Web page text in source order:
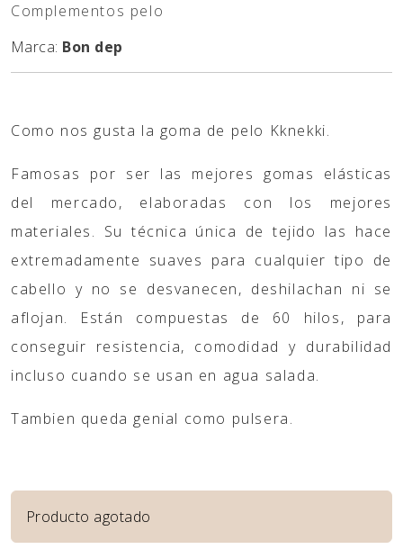
Complementos pelo
Marca: Bon dep
Como nos gusta la goma de pelo Kknekki.
Famosas por ser las mejores gomas elásticas
del mercado, elaboradas con los mejores
materiales. Su técnica única de tejido las hace
extremadamente suaves para cualquier tipo de
cabello y no se desvanecen, deshilachan ni se
aflojan. Están compuestas de 60 hilos, para
conseguir resistencia, comodidad y durabilidad
incluso cuando se usan en agua salada.
Tambien queda genial como pulsera.
Producto agotado